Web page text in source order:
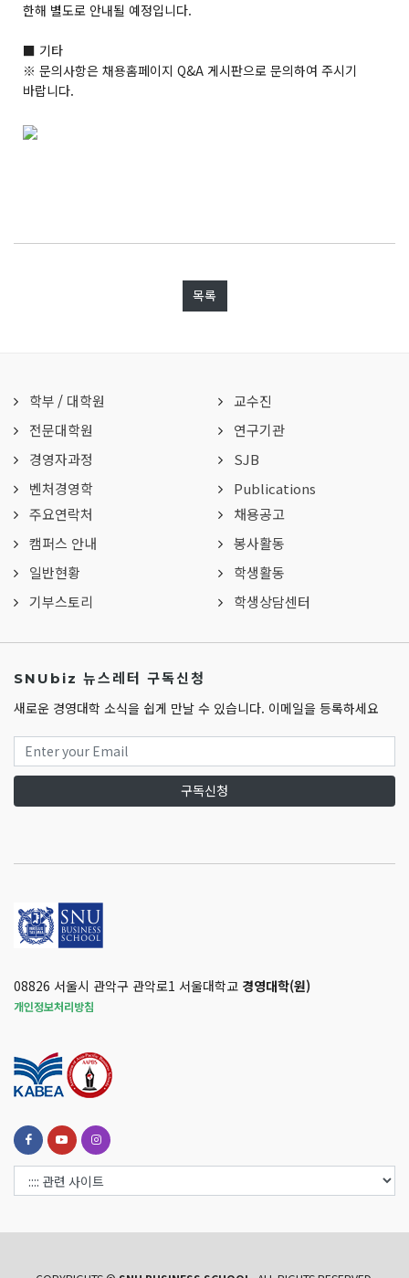
한해 별도로 안내될 예정입니다.
■ 기타
※ 문의사항은 채용홈페이지 Q&A 게시판으로 문의하여 주시기
바랍니다.
목록
학부 / 대학원
전문대학원
경영자과정
벤처경영학
교수진
연구기관
SJB
Publications
주요연락처
캠퍼스 안내
일반현황
기부스토리
채용공고
봉사활동
학생활동
학생상담센터
SNUbiz 뉴스레터 구독신청
새로운 경영대학 소식을 쉽게 만날 수 있습니다. 이메일을 등록하세요
구독신청
08826 서울시 관악구 관악로1 서울대학교 경영대학(원)
개인정보처리방침